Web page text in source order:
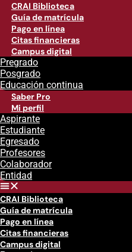
CRAI Biblioteca
Guía de matrícula
Pago en línea
Citas financieras
Campus digital
Pregrado
Posgrado
Educación continua
Saber Pro
Mi perfil
Aspirante
Estudiante
Egresado
Profesores
Colaborador
Entidad
CRAI Biblioteca
Guía de matrícula
Pago en línea
Citas financieras
Campus digital